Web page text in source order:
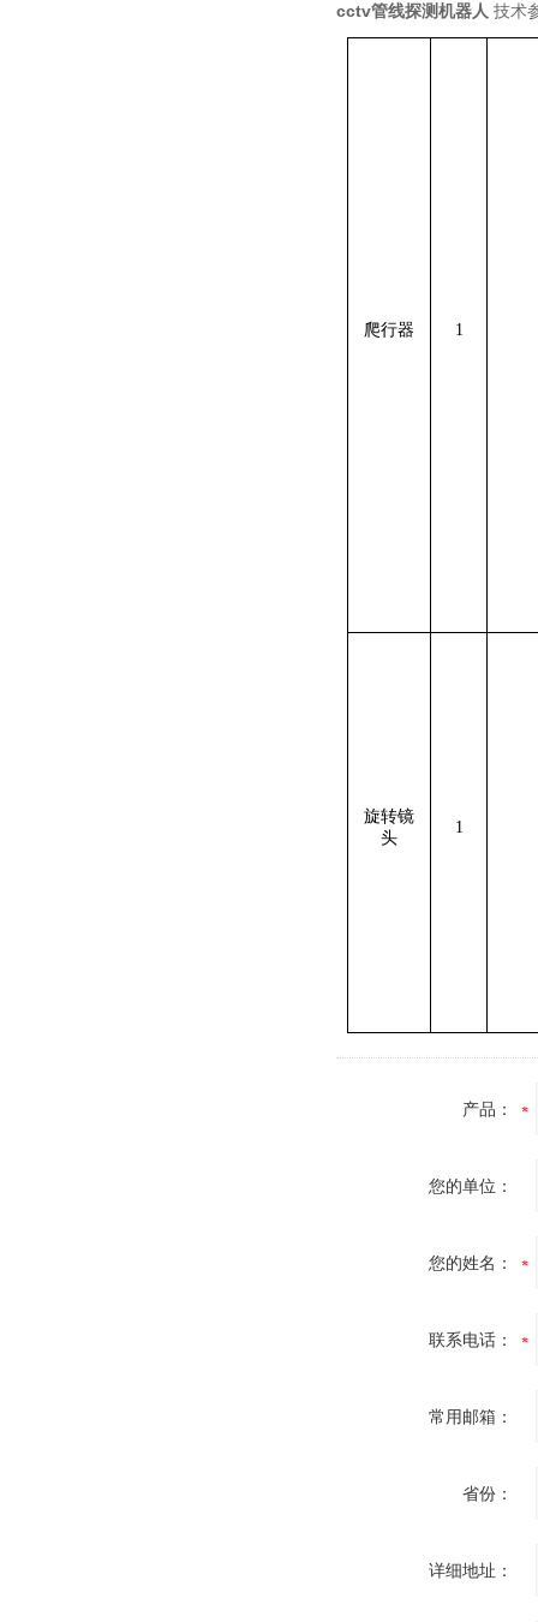
cctv管线探测机器人 技术
爬行器 1
旋转镜
头
1
产品：
您的单位：
您的姓名：
联系电话：
常用邮箱：
省份：
详细地址：